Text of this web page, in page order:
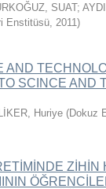
SUAT;
Enstitüsü, 2011)
AND
SCINCE AND
Huriye (Dokuz
ZİHİN